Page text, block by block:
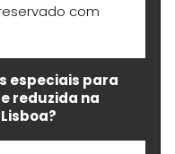
com
especiais para
reduzida na